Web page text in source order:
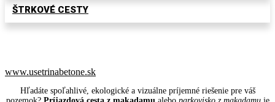
ŠTRKOVÉ CESTY
www.usetrinabetone.sk
Hľadáte spoľahlivé, ekologické a vizuálne príjemné riešenie pre váš